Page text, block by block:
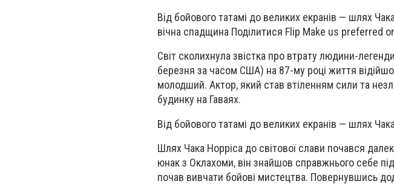
Від бойового татамі до великих екранів — шлях
вічна спадщина Поділитися Flip Make us preferred
Світ сколихнула звістка про втрату людини-
березня за часом США) на 87-му році життя
молодший. Актор, який став втіленням сили та
будинку на Гаваях.
Від бойового татамі до великих екранів — шлях
Шлях Чака Норріса до світової слави почався
юнак з Оклахоми, він знайшов справжнього себе
почав вивчати бойові мистецтва. Повернувшись